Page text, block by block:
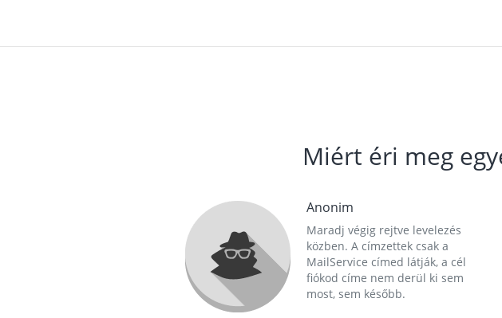
Miért éri meg
Anonim
Maradj végig rejtve levelezés
közben. A címzettek csak a
MailService címed látják, a cél
fiókod címe nem derül ki sem
most, sem később.